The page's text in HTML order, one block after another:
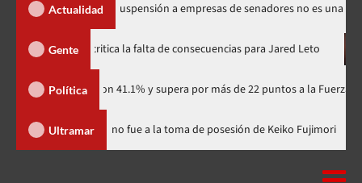
Actualidad
Santos dice suspensión a empresas de senadores no es una sanción
Gente
Directora de documental critica la falta de consecuencias para Jared
Política
con 41.1% y supera por más de 22 puntos a la Fuerza del Pueblo
Ultramar Luis Abinader no fue a la toma de posesión de Keiko